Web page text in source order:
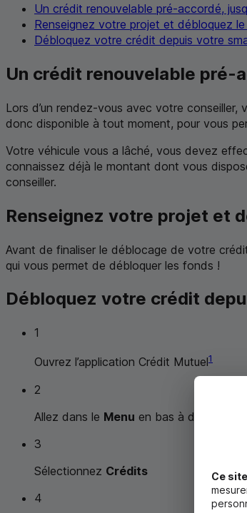
Un crédit renouvelable pré-accordé,
Renseignez votre projet et débloquez
Débloquez votre crédit depuis votre
Un crédit renouvelable pré-
Lors d’un rendez-vous avec votre
donc disponible à tout moment, pour vous
Votre véhicule vous a lâché, vous devez
connaissez déjà le montant dont vous
conseiller.
Renseignez votre projet et
Avant de finaliser le déblocage de votre
qui vous permet de débloquer les fonds !
Débloquez votre crédit
1
Ouvrez l’application Crédit Mutuel1
2
Allez dans le Menu en bas à droite de
3
Sélectionnez Crédits
4
Ce